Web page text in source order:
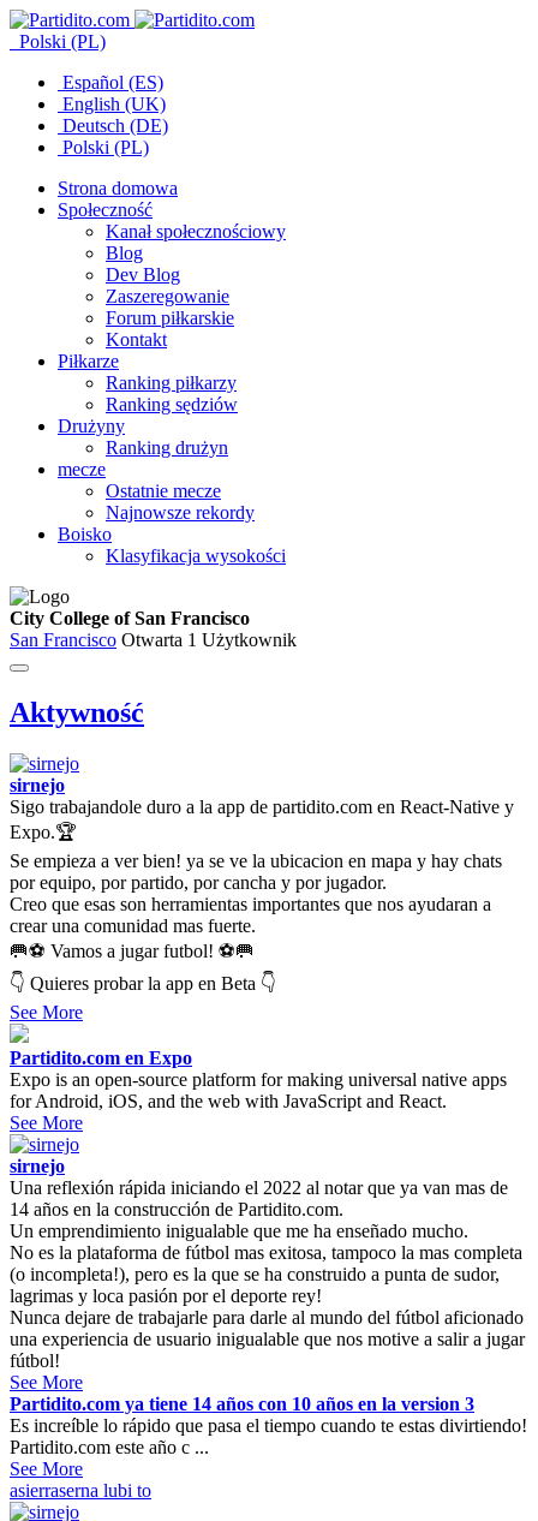
Polski (PL)
Español (ES)
English (UK)
Deutsch (DE)
Polski (PL)
Strona domowa
Społeczność
Kanał społecznościowy
Blog
Dev Blog
Zaszeregowanie
Forum piłkarskie
Kontakt
Piłkarze
Ranking piłkarzy
Ranking sędziów
Drużyny
Ranking drużyn
mecze
Ostatnie mecze
Najnowsze rekordy
Boisko
Klasyfikacja wysokości
City College of San Francisco
San Francisco Otwarta 1 Użytkownik
Aktywność
sirnejo
Sigo trabajandole duro a la app de partidito.com en React-Native y
Expo.🏆
Se empieza a ver bien! ya se ve la ubicacion en mapa y hay chats
por equipo, por partido, por cancha y por jugador.
Creo que esas son herramientas importantes que nos ayudaran a
crear una comunidad mas fuerte.
🥅⚽ Vamos a jugar futbol! ⚽🥅
👇 Quieres probar la app en Beta 👇
See More
Partidito.com en Expo
Expo is an open-source platform for making universal native apps
for Android, iOS, and the web with JavaScript and React.
See More
sirnejo
Una reflexión rápida iniciando el 2022 al notar que ya van mas de
14 años en la construcción de Partidito.com.
Un emprendimiento inigualable que me ha enseñado mucho.
No es la plataforma de fútbol mas exitosa, tampoco la mas completa
(o incompleta!), pero es la que se ha construido a punta de sudor,
lagrimas y loca pasión por el deporte rey!
Nunca dejare de trabajarle para darle al mundo del fútbol aficionado
una experiencia de usuario inigualable que nos motive a salir a jugar
fútbol!
See More
Partidito.com ya tiene 14 años con 10 años en la version 3
Es increíble lo rápido que pasa el tiempo cuando te estas divirtiendo!
Partidito.com este año c ...
See More
asierraserna lubi to